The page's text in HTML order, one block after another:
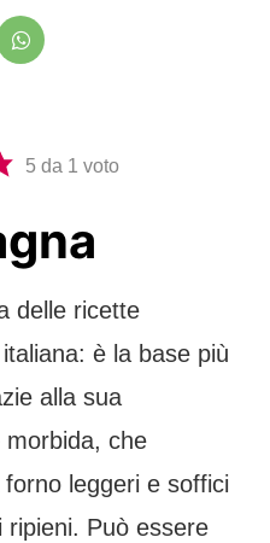
5 da 1 voto
delle ricette
è la base più
alla sua
che
leggeri e soffici
Può essere